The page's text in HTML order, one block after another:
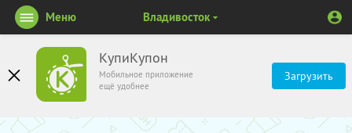
КупиКупон
Мобильное приложение
ещё удобнее
Загрузить
Меню Владивосток